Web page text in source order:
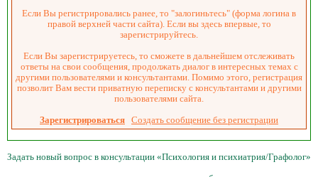
Если Вы регистрировались ранее, то "залогиньтесь" (форма логина в
правой верхней части сайта). Если вы здесь впервые, то
зарегистрируйтесь.
Если Вы зарегистрируетесь, то сможете в дальнейшем отслеживать
ответы на свои сообщения, продолжать диалог в интересных темах с
другими пользователями и консультантами. Помимо этого, регистрация
позволит Вам вести приватную переписку с консультантами и другими
пользователями сайта.
Зарегистрироваться Создать сообщение без регистрации
Задать новый вопрос в консультации «Психология и психиатрия/Графолог»